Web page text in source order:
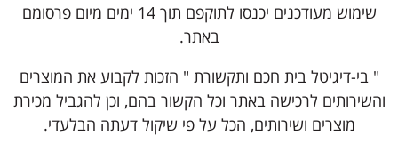
שימוש מעודכנים יכנסו לתוקפם תוך 14 ימים מיום פרסומם
באתר.
" בי-דיגיטל בית חכם ותקשורת " הזכות לקבוע את המוצרים
והשירותים לרכישה באתר וכל הקשור בהם, וכן להגביל מכירת
מוצרים ושירותים, הכל על פי שיקול דעתה הבלעדי.